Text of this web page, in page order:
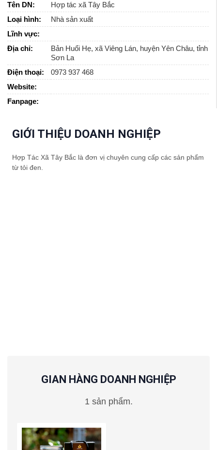
Tên DN:
Hợp tác xã Tây Bắc
Loại hình:
Nhà sản xuất
Lĩnh vực:
Địa chỉ:
Bản Huổi Hẹ, xã Viêng Lán, huyện Yên Châu, tỉnh
Sơn La
Điện thoại:
0973 937 468
Website:
Fanpage:
GIỚI THIỆU DOANH NGHIỆP
Hợp Tác Xã Tây Bắc là đơn vị chuyên cung cấp các sản phẩm
từ tỏi đen.
GIAN HÀNG DOANH NGHIỆP
1 sản phẩm.